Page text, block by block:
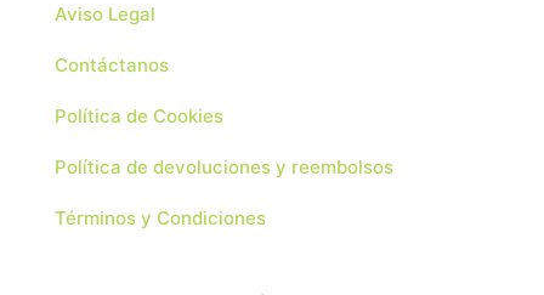
Aviso Legal
Contáctanos
Política de Cookies
Política de devoluciones y reembolsos
Términos y Condiciones